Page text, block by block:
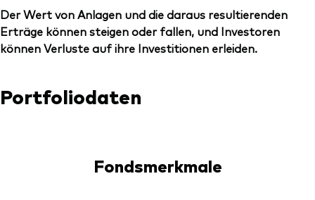
Der Wert von Anlagen und die daraus resultierenden
Erträge können steigen oder fallen, und Investoren
können Verluste auf ihre Investitionen erleiden.
Portfoliodaten
Fondsmerkmale